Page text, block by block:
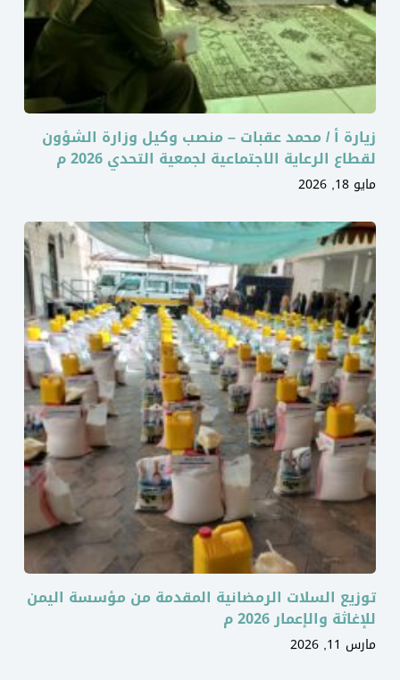
زيارة أ / محمد عقبات – منصب وكيل وزارة الشؤون
لقطاع الرعاية الاجتماعية لجمعية التحدي 2026 م
مايو 18, 2026
توزيع السلات الرمضانية المقدمة من مؤسسة اليمن
للإغاثة والإعمار 2026 م
مارس 11, 2026